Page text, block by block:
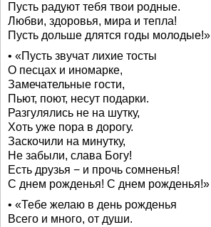
Пусть радуют тебя твои родные.
Любви, здоровья, мира и тепла!
Пусть дольше длятся годы молодые!»
• «Пусть звучат лихие тосты
О песцах и иномарке,
Замечательные гости,
Пьют, поют, несут подарки.
Разгулялись не на шутку,
Хоть уже пора в дорогу.
Заскочили на минутку,
Не забыли, слава Богу!
Есть друзья − и прочь сомненья!
С днем рожденья! С днем рожденья!»
• «Тебе желаю в день рожденья
Всего и много, от души.